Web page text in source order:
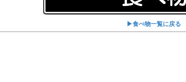
▶︎食べ物一覧に戻る